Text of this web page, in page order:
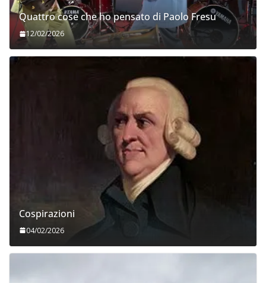
Quattro cose che ho pensato di Paolo Fresu
12/02/2026
Cospirazioni
04/02/2026